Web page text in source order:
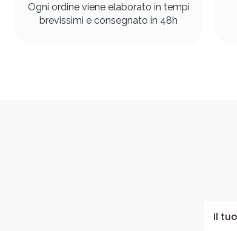
Ogni ordine viene elaborato in tempi
brevissimi e consegnato in 48h